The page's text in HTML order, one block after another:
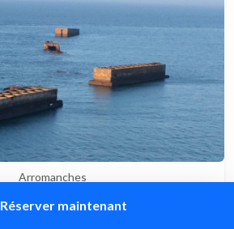
Arromanches
Réserver maintenant